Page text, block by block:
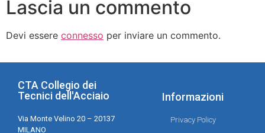
Lascia un commento
Devi essere connesso per inviare un commento.
CTA Collegio dei
Tecnici dell'Acciaio
Via Monte Velino 20 – 20137
MILANO
Informazioni
Privacy Policy